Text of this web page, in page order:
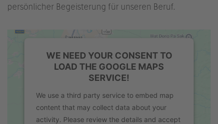
persönlicher Begeisterung für unseren Beruf.
WE NEED YOUR CONSENT TO
LOAD THE GOOGLE MAPS
SERVICE!
We use a third party service to embed map
content that may collect data about your
activity. Please review the details and accept